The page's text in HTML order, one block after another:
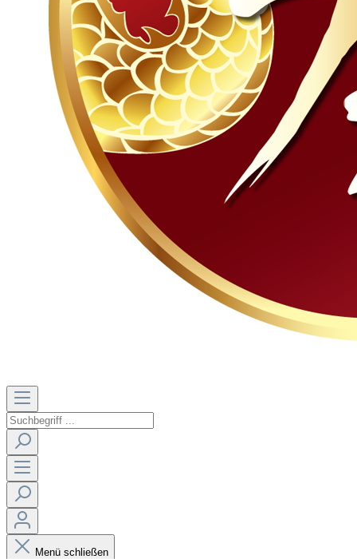
Menü schließen